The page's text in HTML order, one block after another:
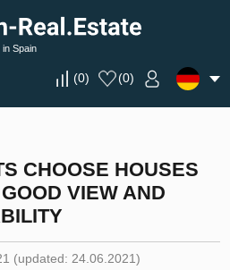
in Spain
(0) (0)
CHOOSE HOUSES
VIEW AND
(updated: 24.06.2021)